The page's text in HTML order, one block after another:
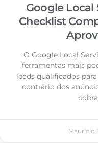
Google Local
Checklist
O Google Local
ferramentas mais
leads qualificados
contrário dos
Mauricio